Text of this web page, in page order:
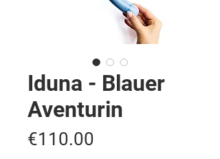
Iduna - Blauer
Aventurin
€110.00